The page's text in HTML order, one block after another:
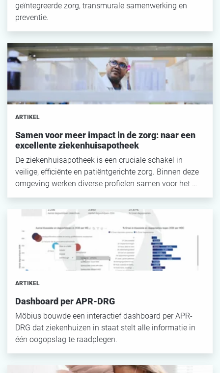
geïntegreerde zorg, transmurale samenwerking en
preventie.
ARTIKEL
Samen voor meer impact in de zorg: naar een
excellente ziekenhuisapotheek
De ziekenhuisapotheek is een cruciale schakel in
veilige, efficiënte en patiëntgerichte zorg. Binnen deze
omgeving werken diverse profielen samen voor het …
ARTIKEL
Dashboard per APR-DRG
Möbius bouwde een interactief dashboard per APR-
DRG dat ziekenhuizen in staat stelt alle informatie in
één oogopslag te raadplegen.